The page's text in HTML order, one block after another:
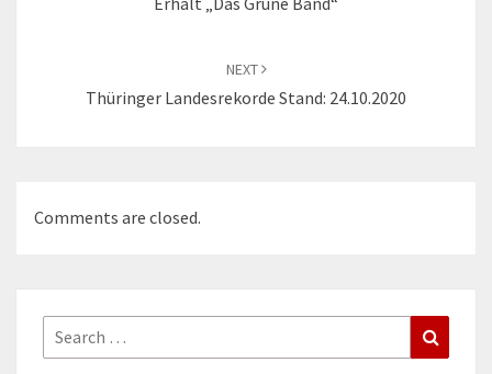
NEXT
Thüringer Landesrekorde Stand: 24.10.2020
Comments are closed.
Search
for: